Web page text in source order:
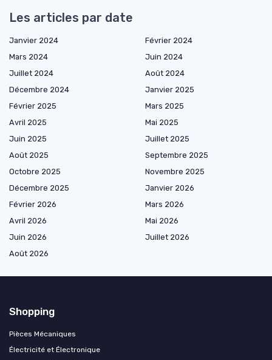
Les articles par date
Janvier 2024
Février 2024
Mars 2024
Juin 2024
Juillet 2024
Août 2024
Décembre 2024
Janvier 2025
Février 2025
Mars 2025
Avril 2025
Mai 2025
Juin 2025
Juillet 2025
Août 2025
Septembre 2025
Octobre 2025
Novembre 2025
Décembre 2025
Janvier 2026
Février 2026
Mars 2026
Avril 2026
Mai 2026
Juin 2026
Juillet 2026
Août 2026
Shopping
Pièces Mécaniques
Électricité et Électronique